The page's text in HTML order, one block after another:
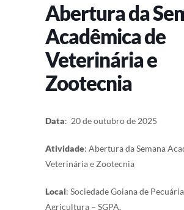
Abertura da
Acadêmica de
Veterinária e
Zootecnia
Data: 20 de outubro de 2025
Atividade: Abertura da Semana
Veterinária e Zootecnia
Local: Sociedade Goiana de
Agricultura – SGPA.